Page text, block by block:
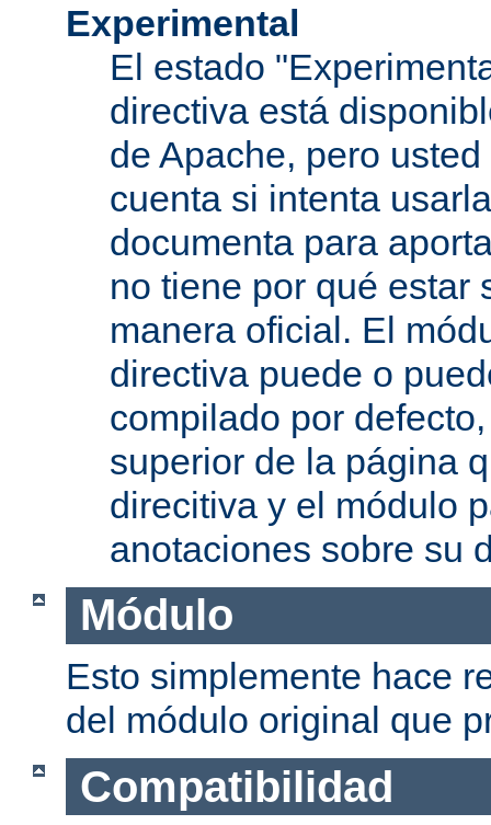
Experimental
El estado
directiva está
de Apache, pero
cuenta si intenta
documenta para
no tiene por qué estar
manera oficial. El
directiva puede o
compilado por
superior de la página
direcitiva y el módulo
anotaciones sobre su
Módulo
Esto simplemente hace
del módulo original que
Compatibilidad